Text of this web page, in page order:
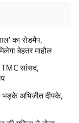
का रोडमैप,
बेहतर माहौल
TMC सांसद,
भड़के अभिजीत दीपके,